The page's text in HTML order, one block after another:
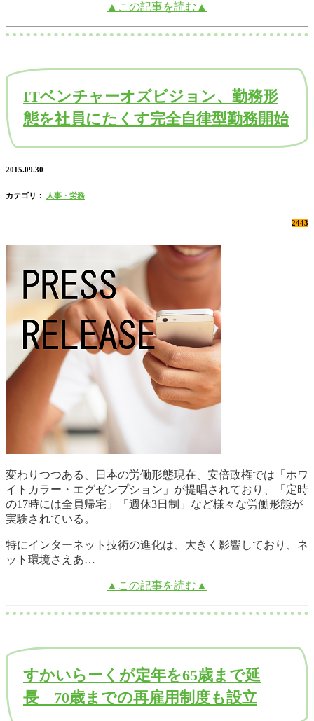
▲この記事を読む▲
ITベンチャーオズビジョン、勤務形
態を社員にたくす完全自律型勤務開始
2015.09.30
カテゴリ： 人事・労務
2443
変わりつつある、日本の労働形態現在、安倍政権では「ホワ
イトカラー・エグゼンプション」が提唱されており、「定時
の17時には全員帰宅」「週休3日制」など様々な労働形態が
実験されている。
特にインターネット技術の進化は、大きく影響しており、ネ
ット環境さえあ…
▲この記事を読む▲
すかいらーくが定年を65歳まで延
長 70歳までの再雇用制度も設立